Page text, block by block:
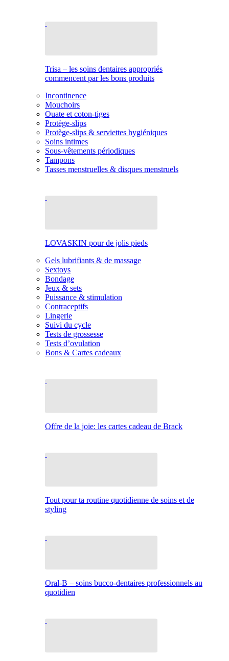
Trisa – les soins dentaires appropriés
commencent par les bons produits
Incontinence
Mouchoirs
Ouate et coton-tiges
Protège-slips
Protège-slips & serviettes hygiéniques
Soins intimes
Sous-vêtements périodiques
Tampons
Tasses menstruelles & disques menstruels
LOVASKIN pour de jolis pieds
Gels lubrifiants & de massage
Sextoys
Bondage
Jeux & sets
Puissance & stimulation
Contraceptifs
Lingerie
Suivi du cycle
Tests de grossesse
Tests d’ovulation
Bons & Cartes cadeaux
Offre de la joie: les cartes cadeau de Brack
Tout pour ta routine quotidienne de soins et de
styling
Oral-B – soins bucco-dentaires professionnels au
quotidien